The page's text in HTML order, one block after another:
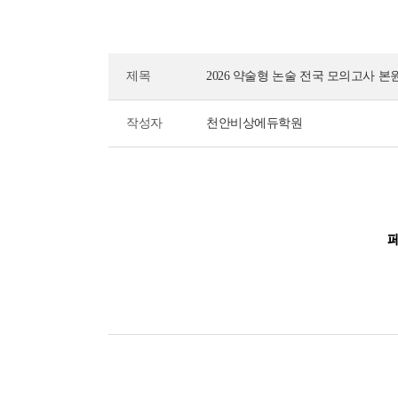
제목 2026 약술형 논술 전국 모의고사 본
작성자 천안비상에듀학원